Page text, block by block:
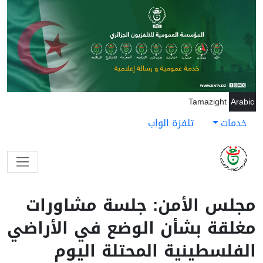
تجاوز إلى المحتوى الرئيسي
Arabic
Tamazight
خدمات تلفزة الواب
مجلس الأمن: جلسة مشاورات
مغلقة بشأن الوضع في الأراضي
الفلسطينية المحتلة اليوم